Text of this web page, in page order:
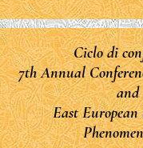
Ciclo di
7th Annual
and
East European